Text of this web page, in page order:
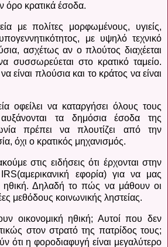
όρο κρατικά έσοδα.
με πολίτες μορφωμένους, υγιείς,
με υψηλό τεχνικό
ασχέτως αν ο πλούτος διαχέεται
συσσωρεύεται στο κρατικό ταμείο.
είναι πλούσια και το κράτος να είναι
οφείλει να καταργήσει όλους τους
τα δημόσια έσοδα της
πρέπει να πλουτίζει από την
όχι ο κρατικός μηχανισμός.
στις ειδήσεις ότι έρχονται στην
IRS(αμερικανική εφορία) για να μας
ηθική. Δηλαδή το πώς να μάθουν οι
μεθόδους κοινωνικής ληστείας.
οικονομική ηθική; Αυτοί που δεν
στον στρατό της πατρίδος τους;
ότι η φοροδιαφυγή είναι μεγαλύτερο